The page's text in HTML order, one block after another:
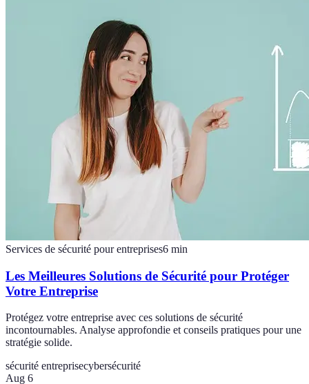
Services de sécurité pour entreprises6 min
Les Meilleures Solutions de Sécurité pour Protéger
Votre Entreprise
Protégez votre entreprise avec ces solutions de sécurité
incontournables. Analyse approfondie et conseils pratiques pour une
stratégie solide.
sécurité entreprisecybersécurité
Aug 6